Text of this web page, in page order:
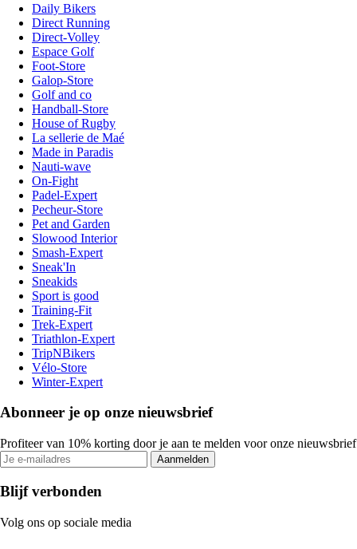
Daily Bikers
Direct Running
Direct-Volley
Espace Golf
Foot-Store
Galop-Store
Golf and co
Handball-Store
House of Rugby
La sellerie de Maé
Made in Paradis
Nauti-wave
On-Fight
Padel-Expert
Pecheur-Store
Pet and Garden
Slowood Interior
Smash-Expert
Sneak'In
Sneakids
Sport is good
Training-Fit
Trek-Expert
Triathlon-Expert
TripNBikers
Vélo-Store
Winter-Expert
Abonneer je op onze nieuwsbrief
Profiteer van 10% korting door je aan te melden voor onze nieuwsbrief
Aanmelden
Blijf verbonden
Volg ons op sociale media